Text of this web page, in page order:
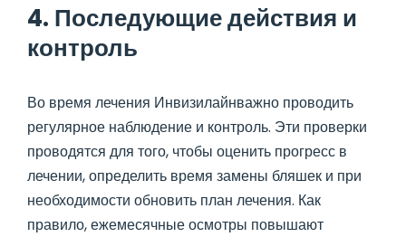
4. Последующие действия и
контроль
Во время лечения Инвизилайнважно проводить
регулярное наблюдение и контроль. Эти проверки
проводятся для того, чтобы оценить прогресс в
лечении, определить время замены бляшек и при
необходимости обновить план лечения. Как
правило, ежемесячные осмотры повышают